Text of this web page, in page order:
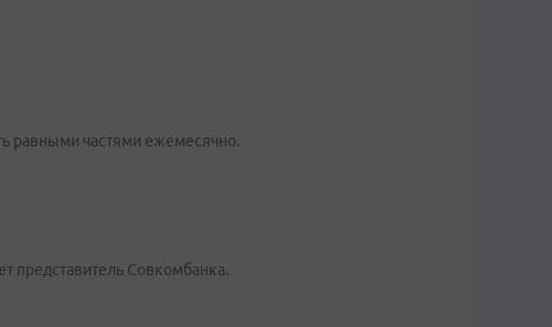
равными частями ежемесячно.
представитель Совкомбанка.